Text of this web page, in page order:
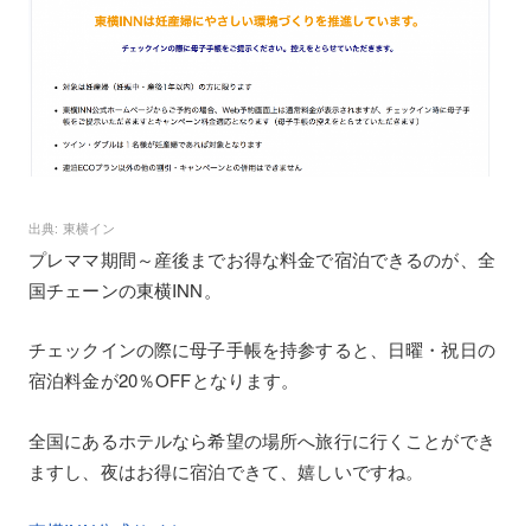
東横イン
プレママ期間～産後までお得な料金で宿泊できるのが、全
国チェーンの東横INN。
チェックインの際に母子手帳を持参すると、日曜・祝日の
宿泊料金が20％OFFとなります。
全国にあるホテルなら希望の場所へ旅行に行くことができ
ますし、夜はお得に宿泊できて、嬉しいですね。